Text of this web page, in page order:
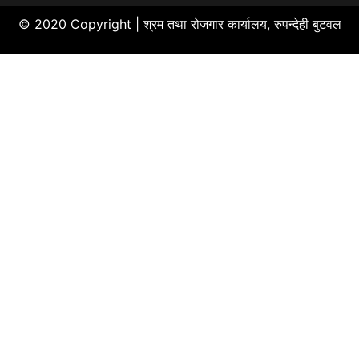
© 2020 Copyright |श्रम तथा रोजगार कार्यालय, रुपन्देही बुटवल